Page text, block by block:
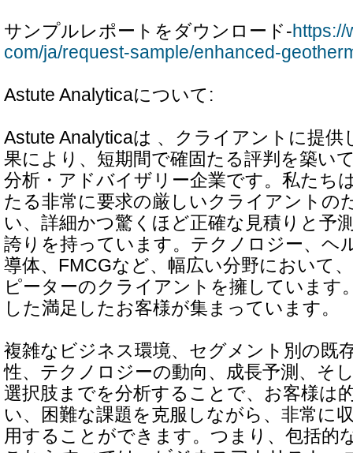
サンプルレポートをダウンロード-
com/ja/request-sample/enhanced-
Astute Analyticaについて:
Astute Analyticaは 、クライアントに提供
果により、短期間で確固たる評判を築い
分析・アドバイザリー企業です。私たち
たる非常に要求の厳しいクライアントの
い、詳細かつ驚くほど正確な見積りと予
誇りを持っています。テクノロジー、ヘ
導体、FMCGなど、幅広い分野において
ピーターのクライアントを擁しています
した満足したお客様が集まっています。
複雑なビジネス環境、セグメント別の既
性、テクノロジーの動向、成長予測、そ
選択肢までを分析することで、お客様は
い、困難な課題を克服しながら、非常に
用することができます。つまり、包括的